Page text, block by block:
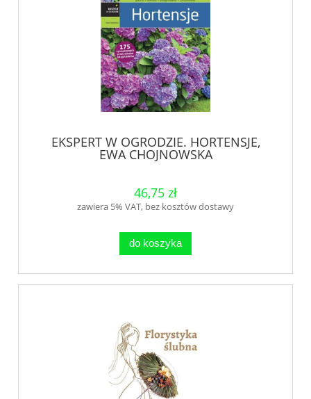
EKSPERT W OGRODZIE. HORTENSJE,
EWA CHOJNOWSKA
46,75 zł
zawiera 5% VAT, bez kosztów dostawy
do koszyka